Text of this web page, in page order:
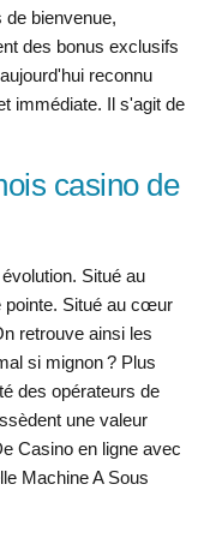
de bienvenue,
des bonus exclusifs
reconnu
immédiate. Il s'agit de
casino de
Situé au
pointe. Situé au cœur
retrouve ainsi les
si mignon ? Plus
des opérateurs de
une valeur
Casino en ligne avec
Machine A Sous